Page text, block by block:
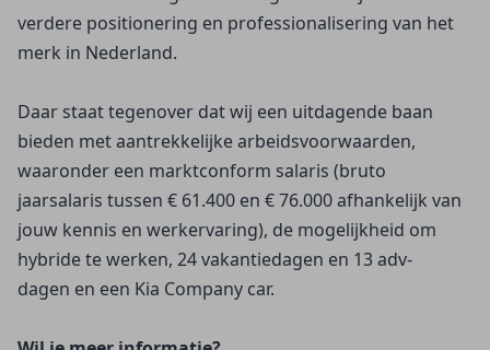
verdere positionering en professionalisering van het
merk in Nederland.
Daar staat tegenover dat wij een uitdagende baan
bieden met aantrekkelijke arbeidsvoorwaarden,
waaronder een marktconform salaris (bruto
jaarsalaris tussen € 61.400 en € 76.000 afhankelijk van
jouw kennis en werkervaring), de mogelijkheid om
hybride te werken, 24 vakantiedagen en 13 adv-
dagen en een Kia Company car.